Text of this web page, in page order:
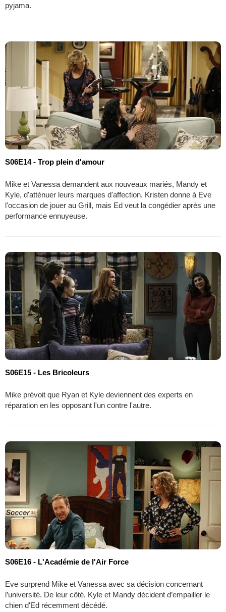
pyjama.
S06E14 - Trop plein d'amour
Mike et Vanessa demandent aux nouveaux mariés, Mandy et
Kyle, d'atténuer leurs marques d'affection. Kristen donne à Eve
l'occasion de jouer au Grill, mais Ed veut la congédier après une
performance ennuyeuse.
S06E15 - Les Bricoleurs
Mike prévoit que Ryan et Kyle deviennent des experts en
réparation en les opposant l'un contre l'autre.
S06E16 - L'Académie de l'Air Force
Eve surprend Mike et Vanessa avec sa décision concernant
l’université. De leur côté, Kyle et Mandy décident d’empailler le
chien d'Ed récemment décédé.